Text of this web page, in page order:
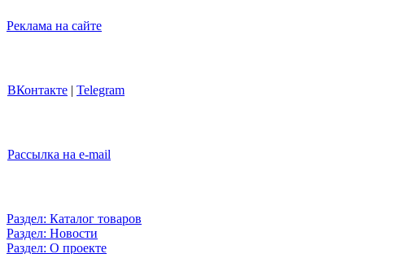
Реклама на сайте
ВКонтакте | Telegram
Рассылка на e-mail
Раздел: Каталог товаров
Раздел: Новости
Раздел: О проекте